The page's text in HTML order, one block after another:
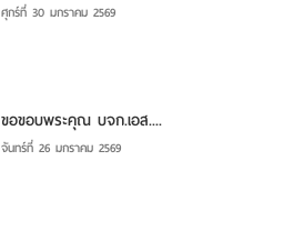
ศุกร์ที่ 30 มกราคม 2569
ขอขอบพระคุณ บจก.เอส....
จันทร์ที่ 26 มกราคม 2569